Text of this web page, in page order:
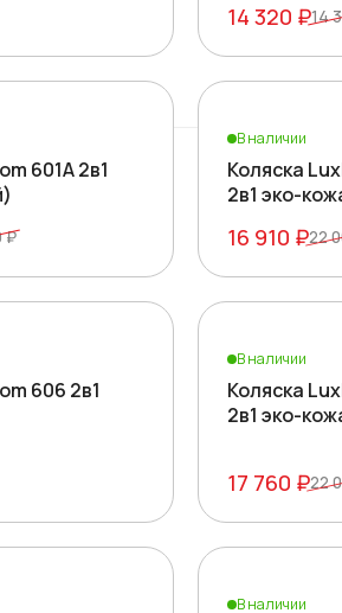
14 320 ₽14
601A 2в1
₽
В наличии
Коляска
2в1 эко-
16 910 ₽22
606 2в1
В наличии
Коляска
2в1 эко-
17 760 ₽22
В наличии